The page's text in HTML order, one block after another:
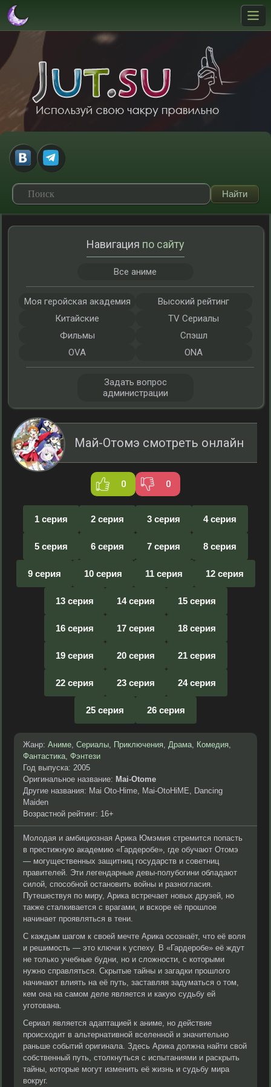
Май-Отомэ смотреть онлайн
0 0
1 серия 2 серия 3 серия 4 серия
5 серия 6 серия 7 серия 8 серия
9 серия 10 серия 11 серия 12 серия
13 серия 14 серия 15 серия
16 серия 17 серия 18 серия
19 серия 20 серия 21 серия
22 серия 23 серия 24 серия
25 серия 26 серия
Жанр: Аниме, Сериалы, Приключения, Драма, Комедия,
Фантастика, Фэнтези
Год выпуска: 2005
Оригинальное название: Mai-Otome
Другие названия: Mai Oto-Hime, Mai-OtoHiME, Dancing
Maiden
Возрастной рейтинг: 16+
Молодая и амбициозная Арика Юмэмия стремится попасть
в престижную академию «Гардеробе», где обучают Отомэ
— могущественных защитниц государств и советниц
правителей. Эти легендарные девы-полубогини обладают
силой, способной остановить войны и разногласия.
Путешествуя по миру, Арика встречает новых друзей, но
также сталкивается с врагами, и вскоре её прошлое
начинает проявляться в тени.
С каждым шагом к своей мечте Арика осознаёт, что её воля
и решимость — это ключи к успеху. В «Гардеробе» её ждут
не только учебные будни, но и сложности, с которыми
нужно справляться. Скрытые тайны и загадки прошлого
начинают влиять на её путь, заставляя задуматься о том,
кем она на самом деле является и какую судьбу ей
уготована.
Сериал является адаптацией к аниме, но действие
происходит в альтернативной вселенной и значительно
раньше событий оригинала. Здесь Арика должна найти свой
собственный путь, столкнуться с испытаниями и раскрыть
тайны, которые могут изменить её жизнь и судьбу мира
вокруг.
Навигация по сайту
Все аниме
Моя геройская академия
Высокий рейтинг
Китайские
TV Сериалы
Фильмы
Спэшл
OVA
ONA
Задать вопрос
администрации